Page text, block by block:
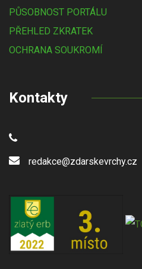
PŮSOBNOST PORTÁLU
PŘEHLED ZKRATEK
OCHRANA SOUKROMÍ
Kontakty
redakce@zdarskevrchy.cz